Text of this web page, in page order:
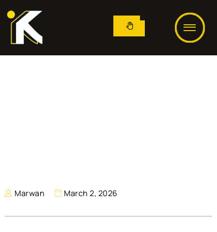
Marwan March 2, 2026